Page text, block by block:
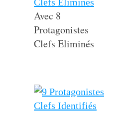
Avec 8
Protagonistes
Clefs Eliminés